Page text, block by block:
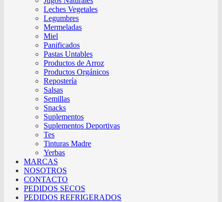
Leches Vegetales
Legumbres
Mermeladas
Miel
Panificados
Pastas Untables
Productos de Arroz
Productos Orgánicos
Repostería
Salsas
Semillas
Snacks
Suplementos
Suplementos Deportivas
Tes
Tinturas Madre
Yerbas
MARCAS
NOSOTROS
CONTACTO
PEDIDOS SECOS
PEDIDOS REFRIGERADOS